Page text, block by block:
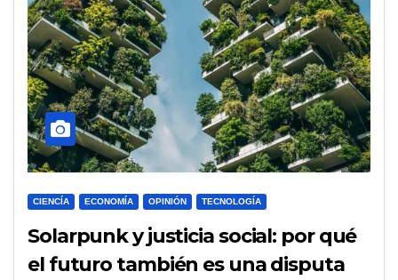
CIENCÍA ECONOMÍA OPINIÓN TECNOLOGÍA
Solarpunk y justicia social: por qué
el futuro también es una disputa